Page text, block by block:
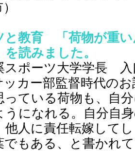
教育 「荷物が重い
読みました。
スポーツ大学学長 入
ッカー部監督時代の
っている荷物も、自
うになれる。自分自
他人に責任転嫁して
でもある、と書かれ